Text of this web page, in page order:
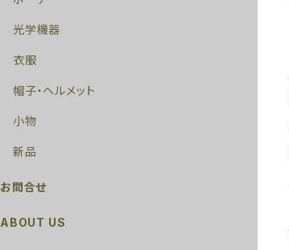
光学機器
衣服
帽子・ヘルメット
小物
新品
お問合せ
ABOUT US